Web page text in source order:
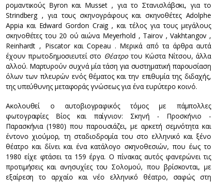
ρομαντικούς Byron και Musset , για το Στανισλάβσκι, για το
Strindberg , για τους σκηνογράφους και σκηνοθέτες Adolphe
Appia και Edward Gordon Craig , και τέλος για τους μεγάλους
σκηνοθέτες του 20 ού αιώνα Meyerhold , Tairov , Vakhtangov ,
Reinhardt , Piscator και Copeau . Μερικά από τα άρθρα αυτά
έχουν πρωτοδημοσιευτεί στο Θέατροτου Κώστα Νίτσου, άλλα
αλλού. Μαρτυρούν συχνά μία τάση για συστηματική παρουσίαση
όλων των πλευρών ενός θέματος και την επιθυμία της διδαχής,
της υπεύθυνης μεταφοράς γνώσεως για ένα ευρύτερο κοινό.
Ακολουθεί ο αυτοβιογραφικός τόμος με πάμπολλες
φωτογραφίες Βίος και παίγνιον: Σκηνή - Προσκήνιο -
Παρασκήνια (1980) που παρουσιάζει, με αρκετή σεμνότητα και
έντονο χιούμορ, τη σταδιοδρομία του στο ελληνικό και ξένο
θέατρο και δίνει και ένα κατάλογο σκηνοθεσιών, που έως το
1980 είχε φτάσει τα 159 έργα. O πίνακας αυτός φανερώνει τις
προτιμήσεις και ανησυχίες του Σολομού, που βρίσκονται, με
εξαίρεση το αρχαίο και νέο ελληνικό θέατρο, σαφώς στη